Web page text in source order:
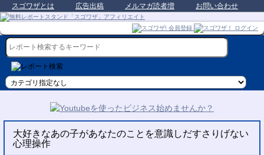
スゴワザとは 広告出稿 メルマガ読者増 お問い合わせ
大好きなあの子があなたのことを意識しだすさりげない
心理操作